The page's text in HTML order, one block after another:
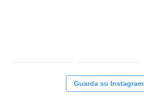
Guarda su Instagram